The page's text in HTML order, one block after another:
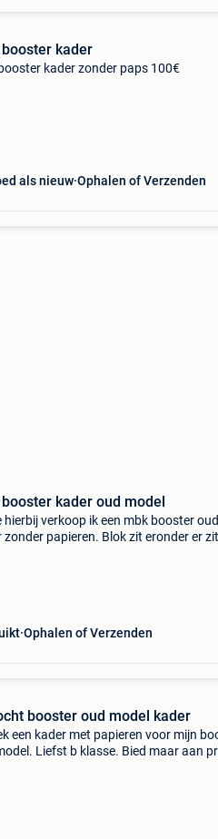
kader
kader zonder paps 100€
als nieuw Ophalen of Verzenden
kader oud model
hierbij verkoop ik een mbk booster
zonder papieren. Blok zit eronder er
Ophalen of Verzenden
booster oud model kader
een kader met papieren voor mijn
Liefst b klasse. Bied maar aan